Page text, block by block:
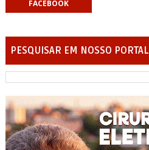
FACEBOOK
PESQUISAR EM NOSSO PORTAL